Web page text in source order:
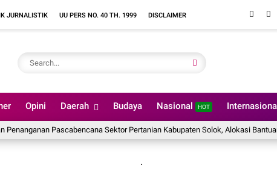
JURNALISTIK UU PERS NO. 40 TH. 1999 DISCLAIMER
Opini Daerah Budaya Nasional HOT
Pascabencana Sektor Pertanian Kabupaten Solok, Alokasi Bantuan
.